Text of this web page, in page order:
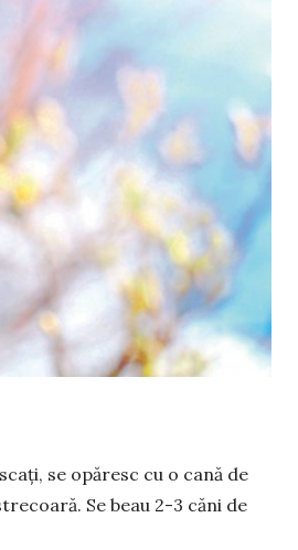
se opă­resc cu o cană de
Se beau 2-3 căni de